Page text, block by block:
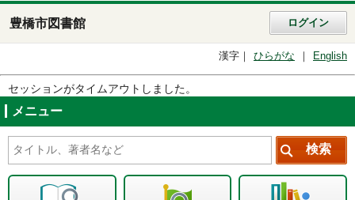
豊橋市図書館 ログイン
漢字 ひらがな English
セッションがタイムアウトしました。
メニュー